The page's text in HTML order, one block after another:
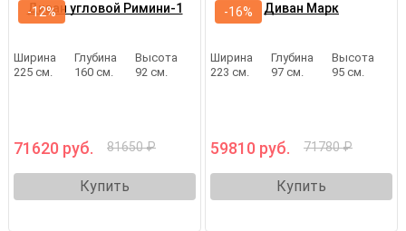
Диван угловой Римини-1
Ширина
225 см.
Глубина
160 см.
Высота
92 см.
71620 руб. 81650 ₽
Купить
-12% Диван Марк
Ширина
223 см.
Глубина
97 см.
Высота
95 см.
59810 руб. 71780 ₽
Купить
-16%